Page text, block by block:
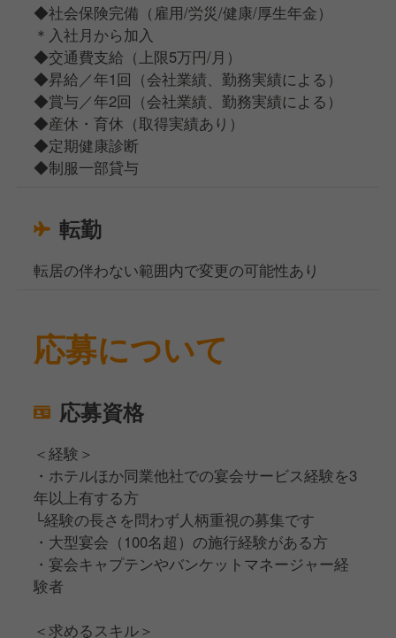
◆社会保険完備（雇用/労災/健康/厚生年金）
＊入社月から加入
◆交通費支給（上限5万円/月）
◆昇給／年1回（会社業績、勤務実績による）
◆賞与／年2回（会社業績、勤務実績による）
◆産休・育休（取得実績あり）
◆定期健康診断
◆制服一部貸与
転勤
転居の伴わない範囲内で変更の可能性あり
応募について
応募資格
＜経験＞
・ホテルほか同業他社での宴会サービス経験を3
年以上有する方
└経験の長さを問わず人柄重視の募集です
・大型宴会（100名超）の施行経験がある方
・宴会キャプテンやバンケットマネージャー経
験者
＜求めるスキル＞